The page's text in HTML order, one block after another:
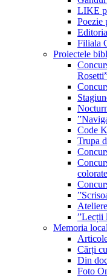
LIKE
Poezie
Filiala
Proiectele
Code
Trupa
”Lecții
Memoria
Cărți
Din
Foto